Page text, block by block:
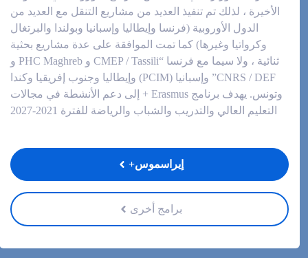
الأخيرة ، لذلك تم تنفيذ العديد من مشاريع التنقل مع العديد من
الدول الأوروبية (فرنسا وإيطاليا وإسبانيا وبولندا والبرتغال
وكرواتيا وغيرها) كما تمت الموافقة على عدة مشاريع بحثية
ثنائية ، ولا سيما مع فرنسا “CMEP / Tassili و PHC Maghreb و
CNRS / DEF” وإسبانيا (PCIM) وإيطاليا وجنوب إفريقيا وكندا
وتونس. يهدف برنامج Erasmus + إلى دعم الأنشطة في مجالات
التعليم العالي والتدريب والشباب والرياضة للفترة 2021-2027
إيراسموس+
برامج أخرى